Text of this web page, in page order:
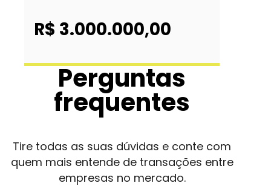
R$ 3.000.000,00
Perguntas
frequentes
Tire todas as suas dúvidas e conte com
quem mais entende de transações entre
empresas no mercado.